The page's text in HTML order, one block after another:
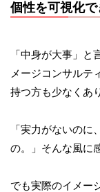
個性を可視化
「中身が大事」
メージコンサルテ
持つ方も少なくあ
「実力がないの
の。」そんな風に
でも実際のイメー